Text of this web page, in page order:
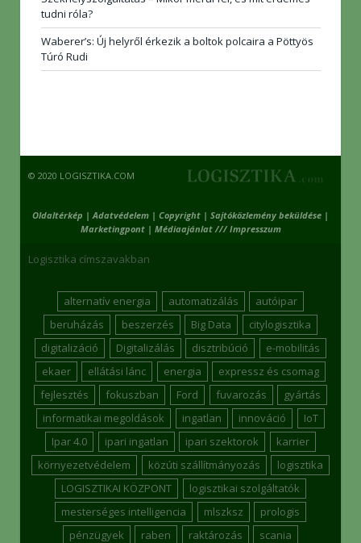
tudni róla?
Waberer’s: Új helyről érkezik a boltok polcaira a Pöttyös
Túró Rudi
© 2020 LOGISZTIKA.COM
Oldaltérkép | Adatvédelem | Copyright | Sajtóközlemény beküldése |
Marketingpont| Médiaajánlat /// Impresszum
Logisztika címszavakban
alternatív energia automatizálás
autóipar
beruházás
beszerzés Big Data
citylogisztika
digitalizáció
Digitalizálás disztribúció
e-mobilitás
ekaer
ellátási lánc energia
expressz és csomag
fejlesztés
fokuszban Ford fuvarozás
gyártás
informatikai megoldások
ingatlan innováció
IoT
Ipar 4.0
ipari ingatlan ipari szektorok
karrier
környezetvédelem
közúti szállítmányozás
logisztika
LOGISZTIKAI KÖZPONT
logisztikai szolgáltatók
mesterséges intelligencia
mlszksz
prologis
pénzügyek
raben raktározás
scania